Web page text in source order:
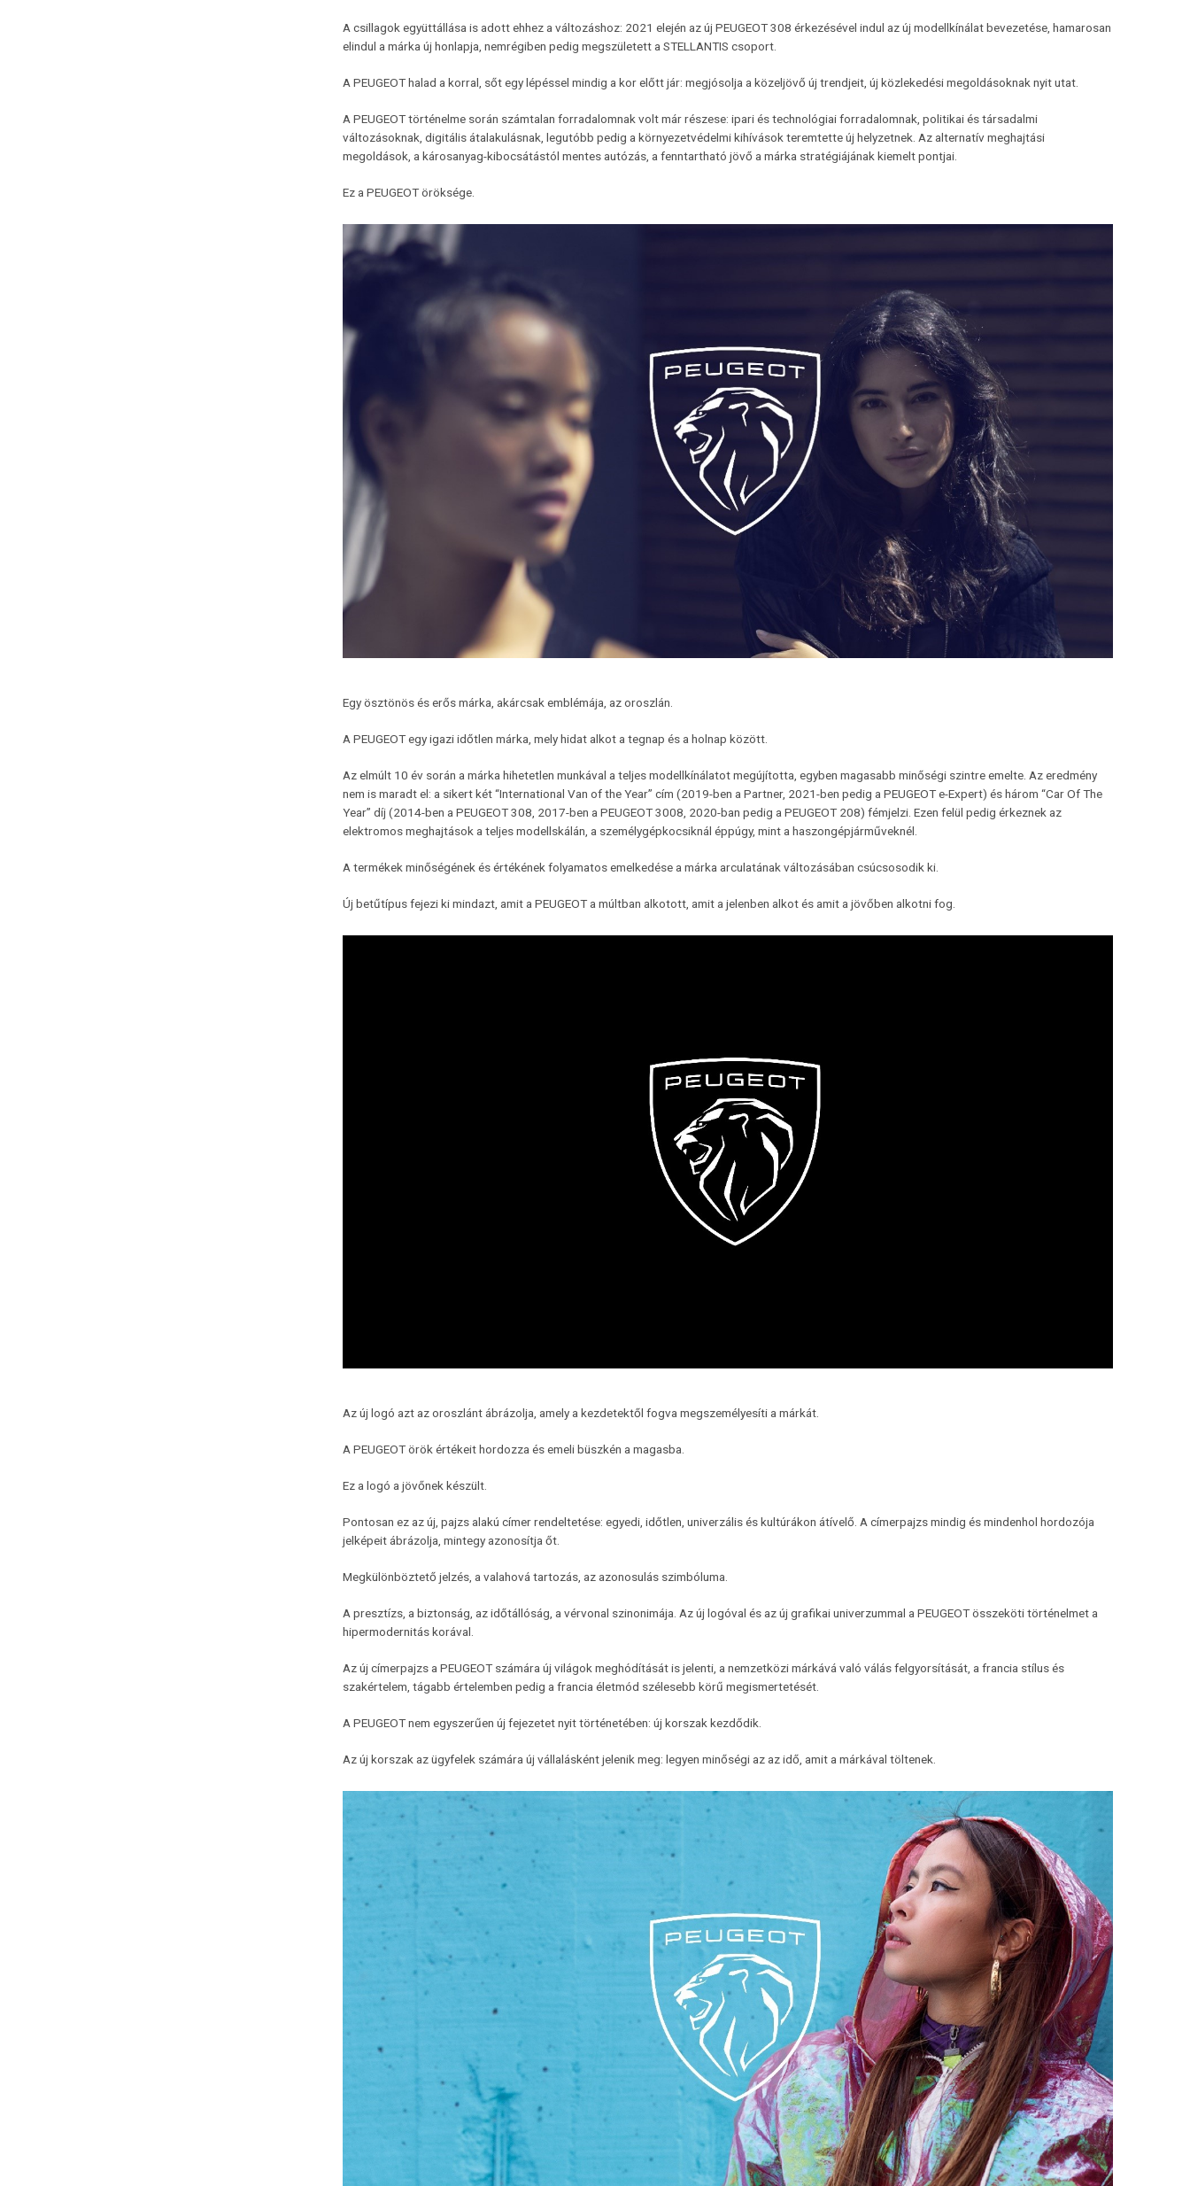
A csillagok együttállása is adott ehhez a változáshoz: 2021 elején az új PEUGEOT 308 érkezésével indul az új modellkínálat bevezetése, hamarosan
elindul a márka új honlapja, nemrégiben pedig megszületett a STELLANTIS csoport.
A PEUGEOT halad a korral, sőt egy lépéssel mindig a kor előtt jár: megjósolja a közeljövő új trendjeit, új közlekedési megoldásoknak nyit utat.
A PEUGEOT történelme során számtalan forradalomnak volt már részese: ipari és technológiai forradalomnak, politikai és társadalmi
változásoknak, digitális átalakulásnak, legutóbb pedig a környezetvédelmi kihívások teremtette új helyzetnek. Az alternatív meghajtási
megoldások, a károsanyag-kibocsátástól mentes autózás, a fenntartható jövő a márka stratégiájának kiemelt pontjai.
Ez a PEUGEOT öröksége.
Egy ösztönös és erős márka, akárcsak emblémája, az oroszlán.
A PEUGEOT egy igazi időtlen márka, mely hidat alkot a tegnap és a holnap között.
Az elmúlt 10 év során a márka hihetetlen munkával a teljes modellkínálatot megújította, egyben magasabb minőségi szintre emelte. Az eredmény
nem is maradt el: a sikert két “International Van of the Year” cím (2019-ben a Partner, 2021-ben pedig a PEUGEOT e-Expert) és három “Car Of The
Year” díj (2014-ben a PEUGEOT 308, 2017-ben a PEUGEOT 3008, 2020-ban pedig a PEUGEOT 208) fémjelzi. Ezen felül pedig érkeznek az
elektromos meghajtások a teljes modellskálán, a személygépkocsiknál éppúgy, mint a haszongépjárműveknél.
A termékek minőségének és értékének folyamatos emelkedése a márka arculatának változásában csúcsosodik ki.
Új betűtípus fejezi ki mindazt, amit a PEUGEOT a múltban alkotott, amit a jelenben alkot és amit a jövőben alkotni fog.
Az új logó azt az oroszlánt ábrázolja, amely a kezdetektől fogva megszemélyesíti a márkát.
A PEUGEOT örök értékeit hordozza és emeli büszkén a magasba.
Ez a logó a jövőnek készült.
Pontosan ez az új, pajzs alakú címer rendeltetése: egyedi, időtlen, univerzális és kultúrákon átívelő. A címerpajzs mindig és mindenhol hordozója
jelképeit ábrázolja, mintegy azonosítja őt.
Megkülönböztető jelzés, a valahová tartozás, az azonosulás szimbóluma.
A presztízs, a biztonság, az időtállóság, a vérvonal szinonimája. Az új logóval és az új grafikai univerzummal a PEUGEOT összeköti történelmet a
hipermodernitás korával.
Az új címerpajzs a PEUGEOT számára új világok meghódítását is jelenti, a nemzetközi márkává való válás felgyorsítását, a francia stílus és
szakértelem, tágabb értelemben pedig a francia életmód szélesebb körű megismertetését.
A PEUGEOT nem egyszerűen új fejezetet nyit történetében: új korszak kezdődik.
Az új korszak az ügyfelek számára új vállalásként jelenik meg: legyen minőségi az az idő, amit a márkával töltenek.